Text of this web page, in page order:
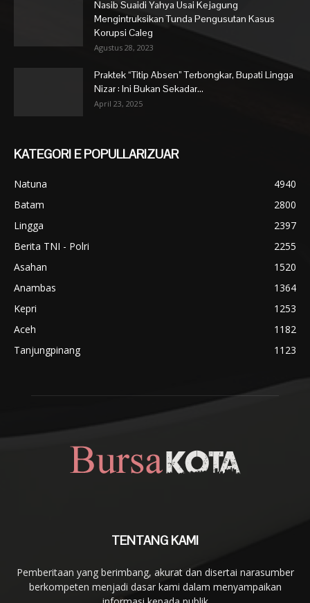
Nasib Suaidi Yahya Usai Kejagung
Mengintruksikan Tunda Pengusutan Kasus
Korupsi Caleg
Agustus 28, 2023
Praktek “Titip Absen” Terbongkar, Bupati Lingga
Nizar : Ini Bukan Sekadar...
April 23, 2025
KATEGORI E POPULLARIZUAR
Natuna
4940
Batam
2800
Lingga
2397
Berita TNI - Polri
2255
Asahan
1520
Anambas
1364
Kepri
1253
Aceh
1182
Tanjungpinang
1123
TENTANG KAMI
Pemberitaan yang berimbang, akurat dan disertai narasumber
berkompeten menjadi dasar kami dalam menyampaikan